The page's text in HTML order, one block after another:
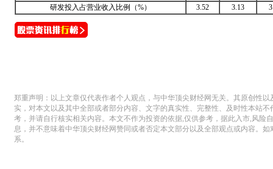
研发投入占营业收入比例（%）
3.52 3.13